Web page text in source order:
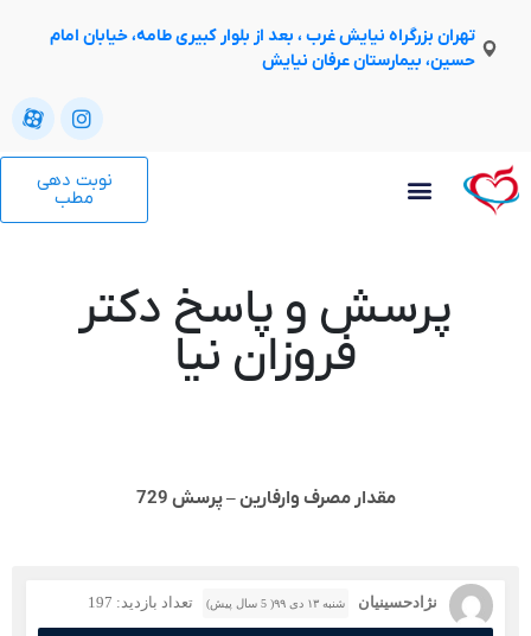
تهران بزرگراه نیایش غرب ، بعد از بلوار کبیری طامه، خیابان امام
حسین، بیمارستان عرفان نیایش
نوبت دهی
پرسش و پاسخ دکتر
فروزان نیا
مقدار مصرف وارفارین – پرسش 729
نژادحسینیان شنبه ۱۳ دی ۹۹( 5 سال پیش) تعداد بازدید: 197